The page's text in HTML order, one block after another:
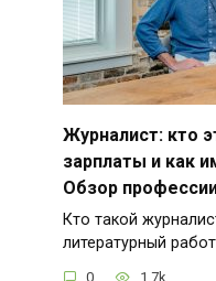
Журналист: кто
зарплаты и как
Обзор
Кто такой
литературный
0 1.7k.